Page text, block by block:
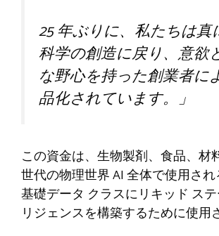
25 年ぶりに、私たちは真
科学の創造に戻り、意欲
な野心を持った創業者に
品化されています。」
この資金は、生物製剤、食品、材
世代の物理世界 AI 全体で使用さ
基礎データ クラスにリキッド ス
リジェンスを構築するために使用